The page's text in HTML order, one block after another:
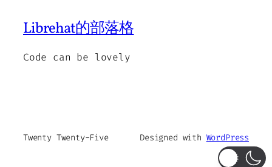
Librehat的部落格
Code can be lovely
Twenty Twenty-Five Designed with WordPress